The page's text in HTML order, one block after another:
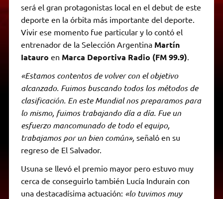
será el gran protagonistas local en el debut de este
deporte en la órbita más importante del deporte.
Vivir ese momento fue particular y lo contó el
entrenador de la Selección Argentina Martín
Iatauro en Marca Deportiva Radio (FM 99.9)
«Estamos contentos de volver con el objetivo
alcanzado. Fuimos buscando todos los métodos de
clasificación. En este Mundial nos preparamos para
lo mismo, fuimos trabajando día a día. Fue un
esfuerzo mancomunado de todo el equipo,
trabajamos por un bien común», señaló en su
regreso de El Salvador.
Usuna se llevó el premio mayor pero estuvo muy
cerca de conseguirlo también Lucía Indurain con
una destacadísima actuación: «lo tuvimos muy